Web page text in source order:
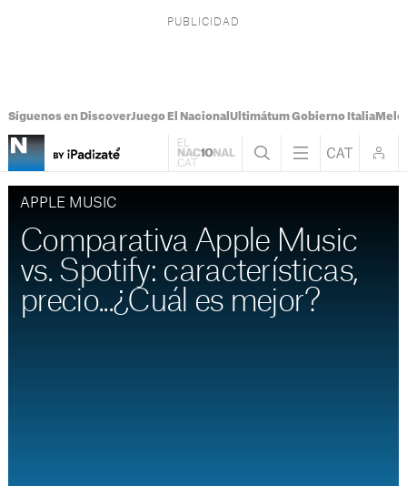
Síguenos en DiscoverJuego El Nacional Ultimátum Gobierno Italia
APPLE MUSIC
Comparativa Apple Music
vs. Spotify: características,
precio...¿Cuál es mejor?